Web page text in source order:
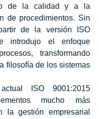
de la calidad y a la
de procedimientos. Sin
de la versión ISO
introdujo el enfoque
transformando
filosofía de los sistemas
ISO 9001:2015
mucho más
la gestión empresarial